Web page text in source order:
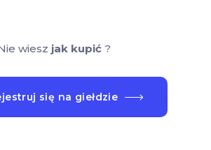
wiesz jak kupić?
się na giełdzie